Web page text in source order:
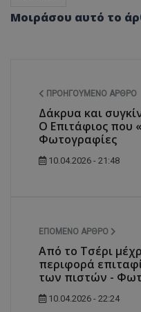
Μοιράσου αυτό το
ΠΡΟΗΓΟΎΜΕΝΟ ΆΡΘΡΟ
Δάκρυα και
Ο Επιτάφιος που
Φωτογραφίες
10.04.2026 - 21:48
ΕΠΌΜΕΝΟ ΆΡΘΡΟ
Από το Τσέρι
περιφορά
των πιστών -
10.04.2026 - 22:24